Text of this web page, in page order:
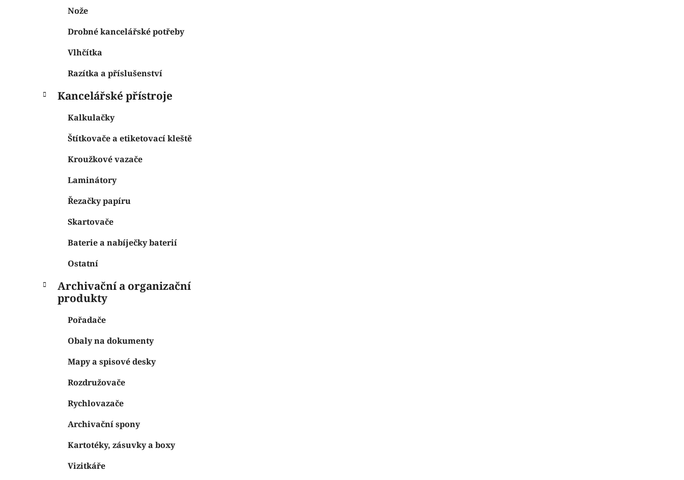
Nože
Drobné kancelářské potřeby
Vlhčítka
Razítka a příslušenství
Kancelářské přístroje
Kalkulačky
Štítkovače a etiketovací kleště
Kroužkové vazače
Laminátory
Řezačky papíru
Skartovače
Baterie a nabíječky baterií
Ostatní
Archivační a organizační
produkty
Pořadače
Obaly na dokumenty
Mapy a spisové desky
Rozdružovače
Rychlovazače
Archivační spony
Kartotéky, zásuvky a boxy
Vizitkáře